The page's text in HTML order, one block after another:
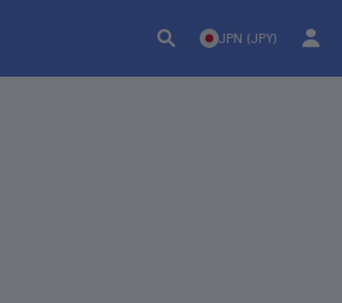
JPN (JPY)